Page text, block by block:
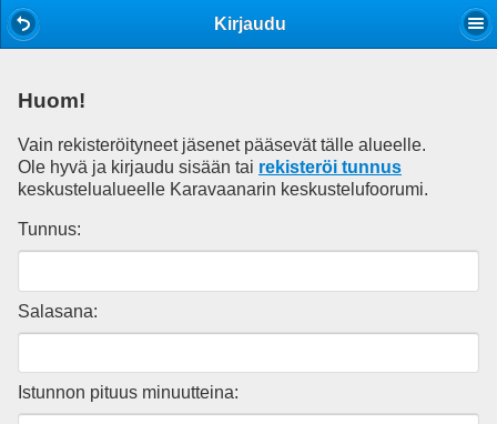
Kirjaudu
Huom!
Vain rekisteröityneet jäsenet pääsevät tälle alueelle.
Ole hyvä ja kirjaudu sisään tai rekisteröi tunnus
keskustelualueelle Karavaanarin keskustelufoorumi.
Tunnus:
Salasana:
Istunnon pituus minuutteina: